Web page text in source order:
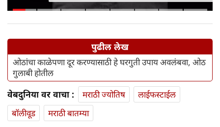
पुढील लेख
ओठांचा काळेपणा दूर करण्यासाठी हे घरगुती उपाय अवलंबवा, ओठ
गुलाबी होतील
वेबदुनिया वर वाचा : मराठी ज्योतिष
लाईफस्टाईल
बॉलीवूड
मराठी बातम्या